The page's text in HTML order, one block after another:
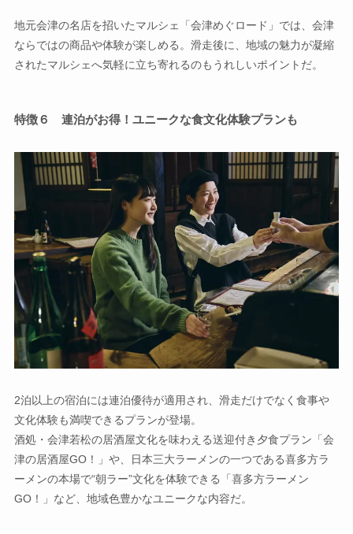
地元会津の名店を招いたマルシェ「会津めぐロード」では、会津
ならではの商品や体験が楽しめる。滑走後に、地域の魅力が凝縮
されたマルシェへ気軽に立ち寄れるのもうれしいポイントだ。
特徴６ 連泊がお得！ ユニークな食文化体験プランも
2泊以上の宿泊には連泊優待が適用され、滑走だけでなく食事や
文化体験も満喫できるプランが登場。
酒処・会津若松の居酒屋文化を味わえる送迎付き夕食プラン「会
津の居酒屋GO！」や、日本三大ラーメンの一つである喜多方ラ
ーメンの本場で“朝ラー”文化を体験できる「喜多方ラーメン
GO！」など、地域色豊かなユニークな内容だ。